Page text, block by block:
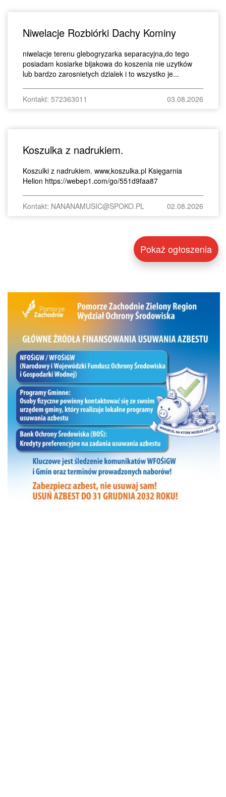
Niwelacje Rozbiórki Dachy Kominy
niwelacje terenu glebogryzarka separacyjna,do tego
posiadam kosiarke bijakowa do koszenia nie uzytków
lub bardzo zarosnietych dzialek i to wszystko je...
Kontakt: 572363011 03.08.2026
Koszulka z nadrukiem.
Koszulki z nadrukiem. www,koszulka.pl Księgarnia
Helion https://webep1.com/go/551d9faa87
Kontakt: NANANAMUSIC@SPOKO.PL 02.08.2026
Pokaż ogłoszenia